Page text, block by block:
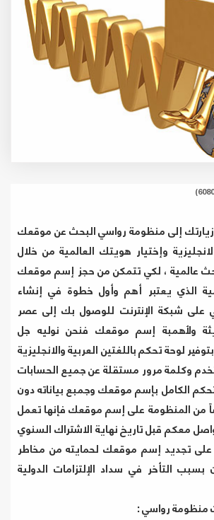
إلى منظومة رواسي البحث عن موقعك
وإختيار هويتك العالمية من خلال
عالمية ، لكي تتمكن من حجز إسم موقعك
الذي يعتبر أهم وأول خطوة في إنشاء
على شبكة الإنترنت للوصول بك إلى عصر
ولأهمبة إسم موقعك فنحن نوليه جل
لوحة تحكم باللغتين العربية والانجليزية
وكلمة مرور مستقلة عن جميع الحسابات
الكامل بإسم موقعك وجمبع بياناته دون
من المنظومة على إسم موقعك فإنها تعمل
معكم قبل تاريخ نهاية الاشتراك السنوي
على تجديد إسم موقعك لحمايته من مخاطر
بسبب التأخر في سداد الإلتزامات الدولية
منظومة رواسي :